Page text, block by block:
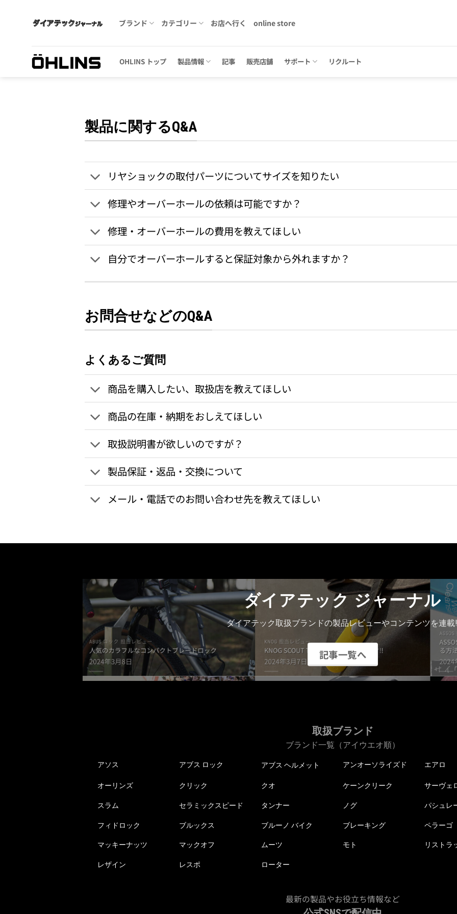
ブランド カテゴリー お店へ行く online store
OHLINS トップ 製品情報 記事 販売店舗 サポート リクルート
製品に関するQ&A
リヤショックの取付パーツについてサイズを知りたい
修理やオーバーホールの依頼は可能ですか？
修理・オーバーホールの費用を教えてほしい
自分でオーバーホールすると保証対象から外れますか？
お問合せなどのQ&A
よくあるご質問
商品を購入したい、取扱店を教えてほしい
商品の在庫・納期をおしえてほしい
取扱説明書が欲しいのですが？
製品保証・返品・交換について
メール・電話でのお問い合わせ先を教えてほしい
ダイアテック ジャーナル
ダイアテック取扱ブランドの製品レビューやコンテンツを連載
記事一覧へ
取扱ブランド
ブランド一覧（アイウエオ順）
アソス アブス ロック アブス ヘルメット アンオーソライズド エアロ
オーリンズ クリック クオ ケーンクリーク サーヴェ
スラム セラミックスピード タンナー ノグ パシュレ
フィドロック ブルックス ブルーノ バイク ブレーキング ペラーゴ
マッキーナッツ マックオフ ムーツ モト リストラ
レザイン レスポ ローター
最新の製品やお役立ち情報など